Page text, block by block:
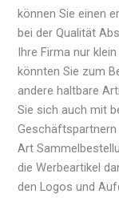
können Sie einen
bei der Qualität
Ihre Firma nur
könnten Sie zum
andere haltbare
Sie sich auch mit
Art
die Werbeartikel
den Logos und